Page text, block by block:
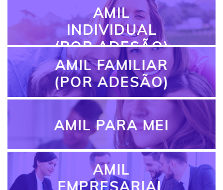
AMIL
INDIVIDUAL
(POR ADESÃO)
AMIL FAMILIAR
(POR ADESÃO)
AMIL PARA MEI
AMIL
EMPRESARIAL